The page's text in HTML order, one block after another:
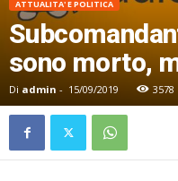
ATTUALITA' E POLITICA
sono morto,
Di admin - 15/09/2019 3578